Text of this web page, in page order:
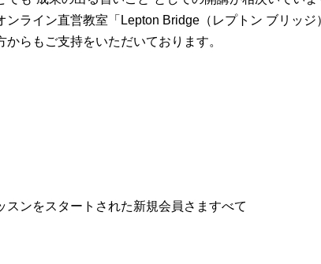
ライン直営教室「Lepton Bridge（レプトン ブリッジ
らもご支持をいただいております。
ンをスタートされた新規会員さますべて